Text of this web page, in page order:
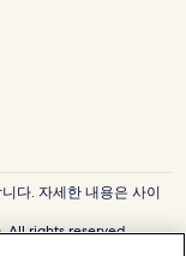
다. 자세한 내용은 사이
All rights reserved.